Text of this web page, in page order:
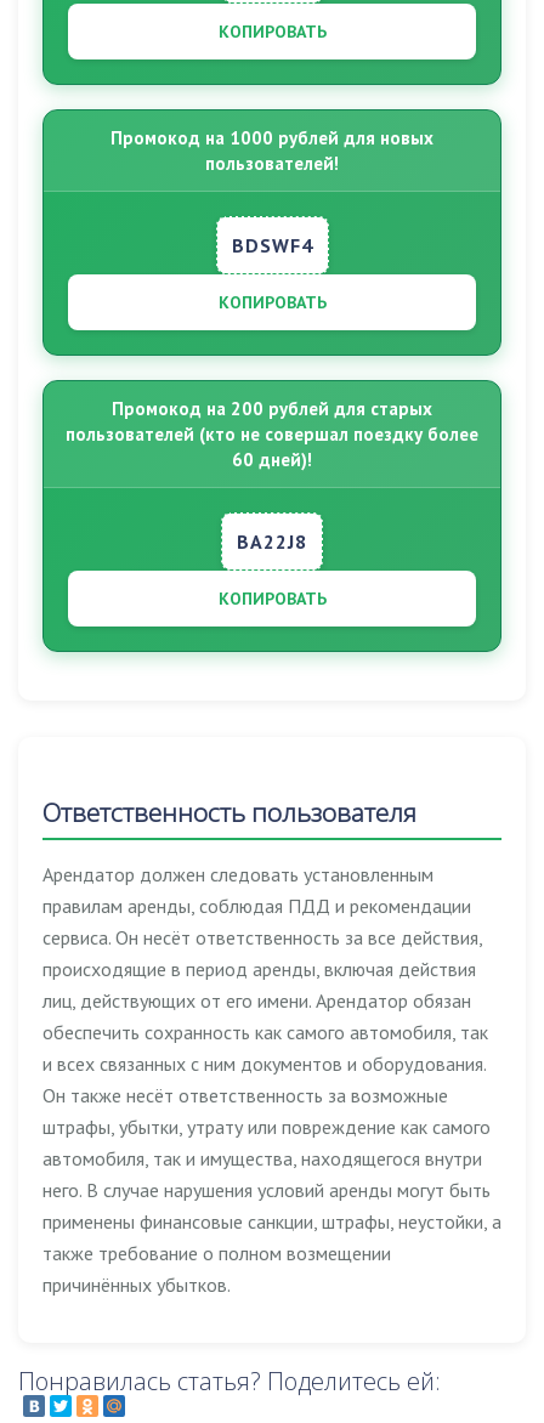
КОПИРОВАТЬ
Промокод на 1000 рублей для новых
пользователей!
BDSWF4
КОПИРОВАТЬ
Промокод на 200 рублей для старых
пользователей (кто не совершал поездку более
60 дней)!
BA22J8
КОПИРОВАТЬ
Ответственность пользователя
Арендатор должен следовать установленным
правилам аренды, соблюдая ПДД и рекомендации
сервиса. Он несёт ответственность за все действия,
происходящие в период аренды, включая действия
лиц, действующих от его имени. Арендатор обязан
обеспечить сохранность как самого автомобиля, так
и всех связанных с ним документов и оборудования.
Он также несёт ответственность за возможные
штрафы, убытки, утрату или повреждение как самого
автомобиля, так и имущества, находящегося внутри
него. В случае нарушения условий аренды могут быть
применены финансовые санкции, штрафы, неустойки, а
также требование о полном возмещении
причинённых убытков.
Понравилась статья? Поделитесь ей: